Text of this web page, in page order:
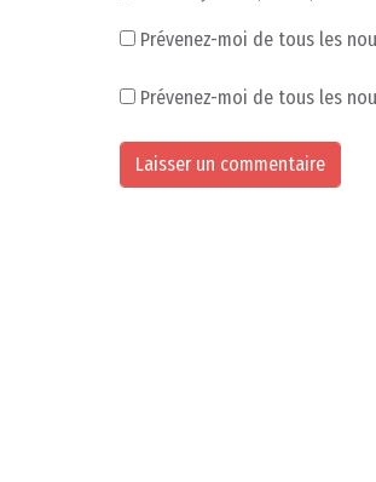
Prévenez-moi de tous les
Prévenez-moi de tous les